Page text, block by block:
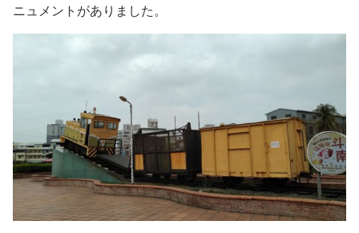
ニュメントがありました。